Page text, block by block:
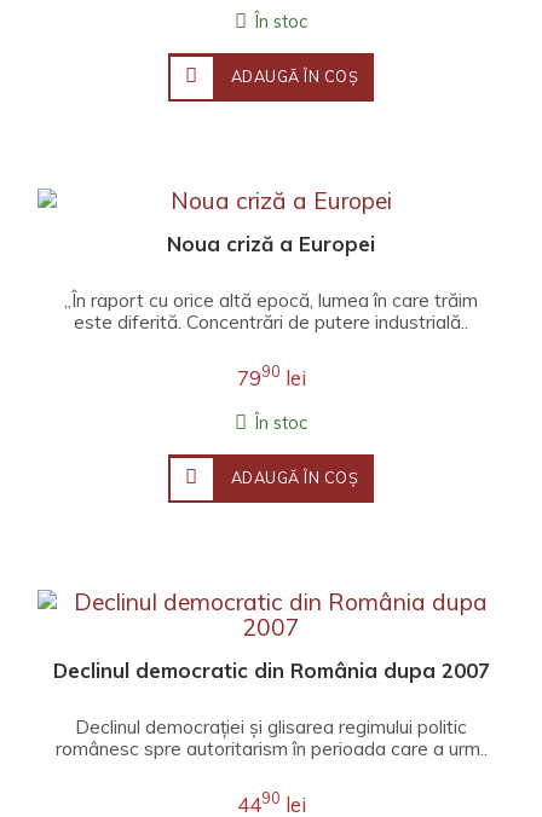
În stoc
ADAUGĂ ÎN COŞ
Noua criză a Europei
„În raport cu orice altă epocă, lumea în care trăim
este diferită. Concentrări de putere industrială..
7990 lei
În stoc
ADAUGĂ ÎN COŞ
Declinul democratic din România dupa 2007
Declinul democrației și glisarea regimului politic
românesc spre autoritarism în perioada care a urm..
4490 lei